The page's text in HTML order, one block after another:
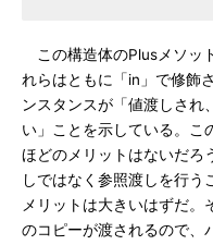
この構造体のPlusメソッ
れらはともに「in」で修飾
ンスタンスが「値渡しされ
い」ことを示している。こ
ほどのメリットはないだろ
しではなく参照渡しを行
メリットは大きいはずだ。
のコピーが渡されるので、